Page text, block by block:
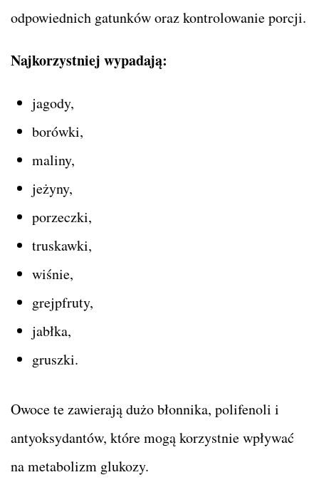
odpowiednich gatunków oraz kontrolowanie porcji.
Najkorzystniej wypadają:
jagody,
borówki,
maliny,
jeżyny,
porzeczki,
truskawki,
wiśnie,
grejpfruty,
jabłka,
gruszki.
Owoce te zawierają dużo błonnika, polifenoli i
antyoksydantów, które mogą korzystnie wpływać
na metabolizm glukozy.